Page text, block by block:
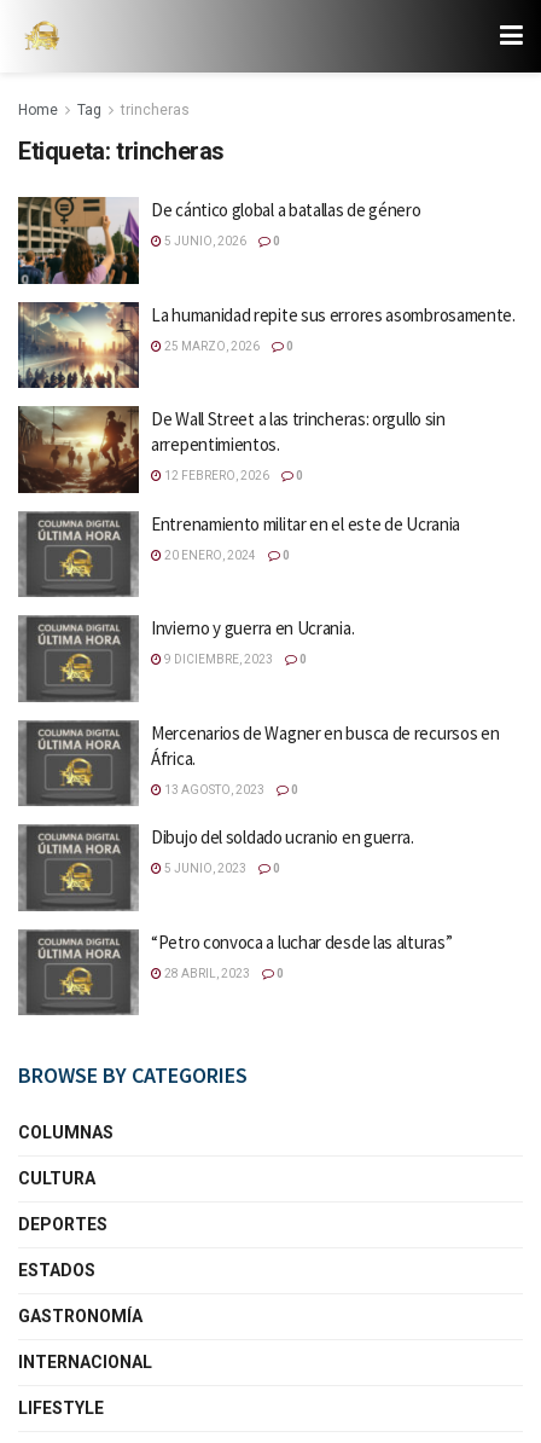
Home Tag trincheras
Etiqueta: trincheras
De cántico global a batallas de género
5 JUNIO, 2026 0
La humanidad repite sus errores asombrosamente.
25 MARZO, 2026 0
De Wall Street a las trincheras: orgullo sin
arrepentimientos.
12 FEBRERO, 2026 0
Entrenamiento militar en el este de Ucrania
20 ENERO, 2024 0
Invierno y guerra en Ucrania.
9 DICIEMBRE, 2023 0
Mercenarios de Wagner en busca de recursos en
África.
13 AGOSTO, 2023 0
Dibujo del soldado ucranio en guerra.
5 JUNIO, 2023 0
“Petro convoca a luchar desde las alturas”
28 ABRIL, 2023 0
BROWSE BY CATEGORIES
COLUMNAS
CULTURA
DEPORTES
ESTADOS
GASTRONOMÍA
INTERNACIONAL
LIFESTYLE